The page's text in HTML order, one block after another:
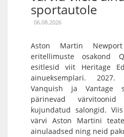
sportautole
06.08.2026
Aston Martin
eritellimuste osakond
esitlesid viit Heritage
ainueksemplari. 2027.
Vanquish ja Vantage
pärinevad
kujundatud salongid.
värvi Aston Martini
ainulaadsed ning neid